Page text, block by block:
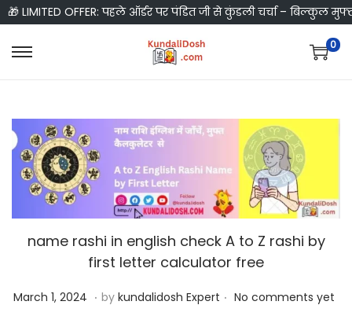
🎁 LIMITED OFFER: पहले ऑर्डर पर पंडित जी से कुंडली चर्चा – बिल्कुल
S
p
o
n
a
v
i
a
S
p
o
c
o
n
t
n
0
name rashi in english check A to Z rashi by
first letter calculator free
P
March 1, 2024 M. by kundalidosh Expert . No comments yet